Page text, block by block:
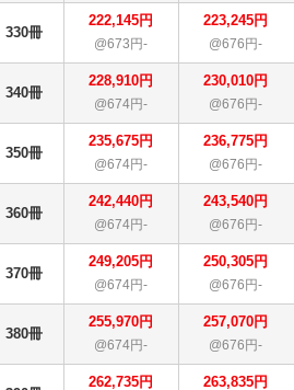
330冊
222,145円
@673円-
223,245円
@676円-
340冊
228,910円
@674円-
230,010円
@676円-
350冊
235,675円
@674円-
236,775円
@676円-
360冊
242,440円
@674円-
243,540円
@676円-
370冊
249,205円
@674円-
250,305円
@676円-
380冊
255,970円
@674円-
257,070円
@676円-
262,735円 263,835円